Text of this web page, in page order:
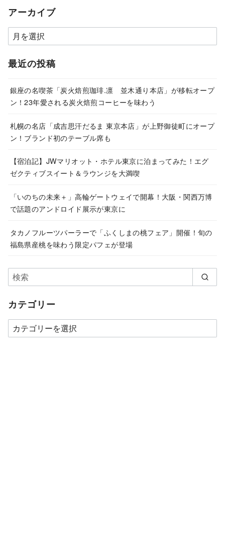
アーカイブ
ア
ー
カ
ブ
最近の投稿
銀座の名喫茶「炭火焙煎珈琲.凛 並木通り本店」が移転オープ
ン！23年愛される炭火焙煎コーヒーを味わう
札幌の名店「成吉思汗だるま 東京本店」が上野御徒町にオープ
ン！ブランド初のテーブル席も
【宿泊記】JWマリオット・ホテル東京に泊まってみた！エグ
ゼクティブスイート＆ラウンジを大満喫
「いのちの未来＋」高輪ゲートウェイで開幕！大阪・関西万博
で話題のアンドロイド展示が東京に
タカノフルーツパーラーで「ふくしまの桃フェア」開催！旬の
福島県産桃を味わう限定パフェが登場
カテゴリー
カ
テ